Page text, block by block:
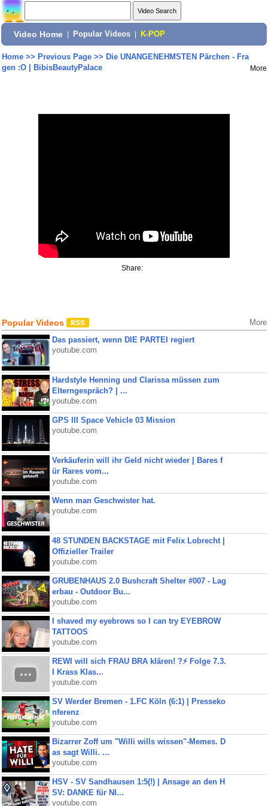
Video Home Popular Videos K-POP
Home>> Previous Page>> Die UNANGENEHMSTEN Pärchen - Fra
gen :O | BibisBeautyPalace
More
Share:
Popular Videos More
Das passiert, wenn DIE PARTEI regiert
youtube.com
Hardstyle Henning und Clarissa müssen zum
Elterngespräch? | ...
youtube.com
GPS III Space Vehicle 03 Mission
youtube.com
Verkäuferin will ihr Geld nicht wieder | Bares f
ür Rares vom...
youtube.com
Wenn man Geschwister hat.
youtube.com
48 STUNDEN BACKSTAGE mit Felix Lobrecht |
Offizieller Trailer
youtube.com
GRUBENHAUS 2.0 Bushcraft Shelter #007 - Lag
erbau - Outdoor Bu...
youtube.com
I shaved my eyebrows so I can try EYEBROW
TATTOOS
youtube.com
REWI will sich FRAU BRA klären! ?⚡️ Folge 7.3.
I Krass Klas...
youtube.com
SV Werder Bremen - 1.FC Köln (6:1) | Presseko
nferenz
youtube.com
Bizarrer Zoff um "Willi wills wissen"-Memes. D
as sagt Willi. ...
youtube.com
HSV - SV Sandhausen 1:5(!) | Ansage an den H
SV: DANKE für NI...
youtube.com